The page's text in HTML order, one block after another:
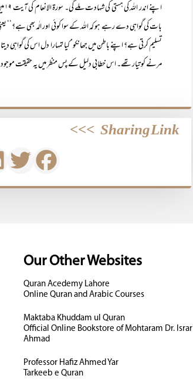
اپنے اندر اللہ کی ہستی کی شہادت ملے گی۔ سورۃ الانعام کی آیت ۱۹ میں ارشاد ہوا :
بات کی گواہی دے رہے ہو کہ اللہ کے سوا کوئی اور الٰہ بھی ہے؟‘‘
تسلیم کرتی ہے؟ اپنے باطن میں جھانکو‘ کیا تمہارا دل اس کی
مرنے کو تیار تھے۔ اس خطابی دلیل کے پس منظر میں یہ حقیقت
Sharing Link
>>>
Our Other Websites
Quran Acedemy Lahore
Online Quran and Arabic Courses
Maktaba Khuddam ul Quran
Official Online Bookstore of Mohtaram Dr. Israr
Ahmad
Professor Hafiz Ahmed Yar
Tarkeeb e Quran